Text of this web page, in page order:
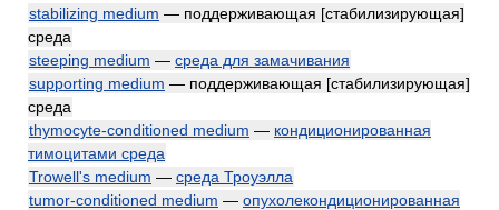
stabilizing medium — поддерживающая [стабилизирующая]
среда
steeping medium — среда для замачивания
supporting medium — поддерживающая [стабилизирующая]
среда
thymocyte-conditioned medium — кондиционированная
тимоцитами среда
Trowell's medium — среда Троуэлла
tumor-conditioned medium — опухолекондиционированная